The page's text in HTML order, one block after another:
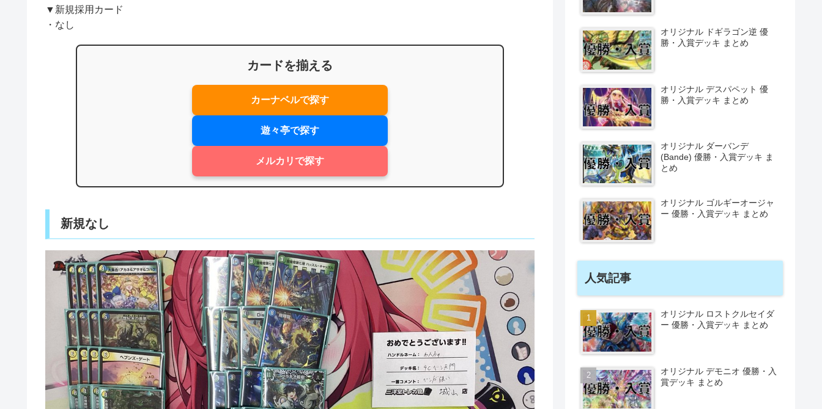
▼新規採用カード
・なし
カードを揃える
カーナベルで探す
遊々亭で探す
メルカリで探す
新規なし
オリジナル ドギラゴン逆 優
勝・入賞デッキ まとめ
オリジナル デスパペット 優
勝・入賞デッキ まとめ
オリジナル ダーバンデ
(Bande) 優勝・入賞デッキ ま
とめ
オリジナル ゴルギーオージャ
ー 優勝・入賞デッキ まとめ
人気記事
オリジナル ロストクルセイダ
ー 優勝・入賞デッキ まとめ
オリジナル デモニオ 優勝・入
賞デッキ まとめ